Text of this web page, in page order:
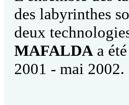
des labyrinthes
deux
MAFALDAa
2001 - mai 2002.